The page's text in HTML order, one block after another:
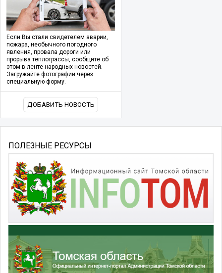
Если Вы стали свидетелем аварии,
пожара, необычного погодного
явления, провала дороги или
прорыва теплотрассы, сообщите об
этом в ленте народных новостей.
Загружайте фотографии через
специальную форму.
ДОБАВИТЬ НОВОСТЬ
ПОЛЕЗНЫЕ РЕСУРСЫ